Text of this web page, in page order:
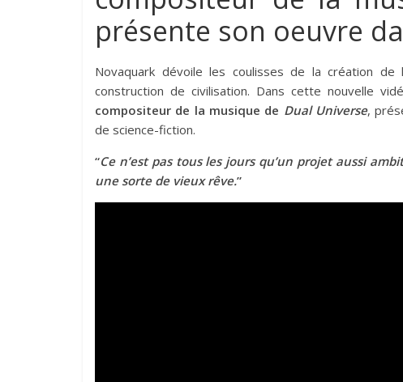
présente son oeuvre
Novaquark dévoile les coulisses de la création
construction de civilisation. Dans cette nouvelle
compositeur de la musique de Dual Universe,
de science-fiction.
“Ce n’est pas tous les jours qu’un projet aussi
une sorte de vieux rêve.”